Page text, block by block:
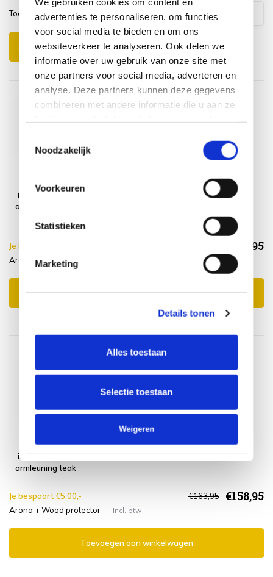
advertenties te personaliseren, om functies
voor social media te bieden en om ons
websiteverkeer te analyseren. Ook delen we
informatie over uw gebruik van onze site met
onze partners voor social media, adverteren en
analyse. Deze partners kunnen deze gegevens
combineren met andere informatie die u aan ze
Noodzakelijk
Voorkeuren
Statistieken
Marketing
Details tonen
Alles toestaan
Selectie toestaan
Weigeren
Toon -3van7reacties 1 2
Schrijf je eigen review
tuinstoel
inklapbaar met
armleuning teak
Je bespaart €5.00,- €158,95
Arona + Beschermhoes
Toevoegen aan winkelwagen
tuinstoel
inklapbaar met
armleuning teak
Wood Protector
SUNS shine
Je bespaart €5.00,- €163,95 €158,95
Arona + Wood protector Incl. btw
Toevoegen aan winkelwagen